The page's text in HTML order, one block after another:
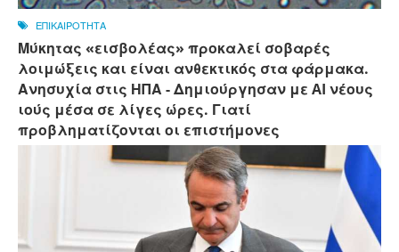
ΕΠΙΚΑΙΡΟΤΗΤΑ
Μύκητας «εισβολέας» προκαλεί σοβαρές
λοιμώξεις και είναι ανθεκτικός στα φάρμακα.
Ανησυχία στις ΗΠΑ - Δημιούργησαν με AI νέους
ιούς μέσα σε λίγες ώρες. Γιατί
προβληματίζονται οι επιστήμονες